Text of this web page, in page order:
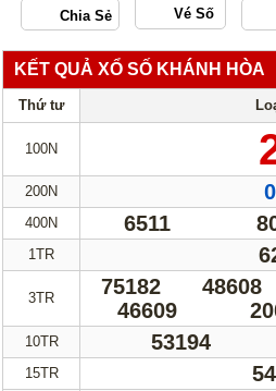
Vé Số
KẾT QUẢ XỔ SỐ KHÁNH HÒA
Thứ tư
100N
200N
400N 6511
1TR
3TR 75182 48608
46609
10TR 53194
15TR